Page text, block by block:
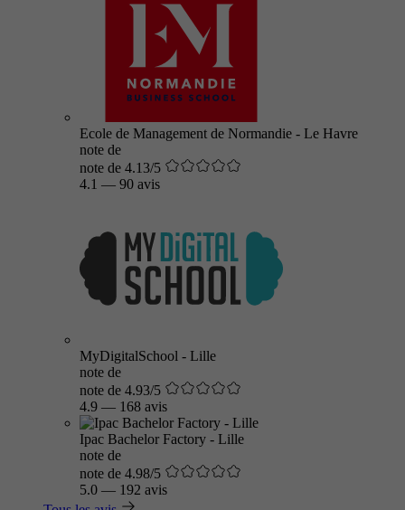
Ecole de Management de Normandie - Le Havre
note de
note de 4.13/5
4.1 — 90 avis
MyDigitalSchool - Lille
note de
note de 4.93/5
4.9 — 168 avis
Ipac Bachelor Factory - Lille
note de
note de 4.98/5
5.0 — 192 avis